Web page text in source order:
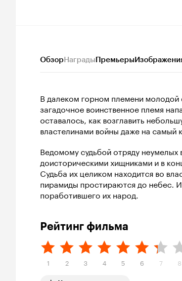
ОбзорНаградыПремьеры
В далеком горном племени молодой
загадочное воинственное племя
оставалось, как возглавить
властелинами войны даже на
Ведомому судьбой отряду неумелых
доисторическими хищниками и в
Судьба их целиком находится во
пирамиды простираются до небес.
поработившего их народ.
Рейтинг фильма
1 2 3 4 5 6 7 8